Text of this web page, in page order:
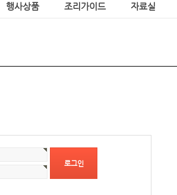
행사상품 조리가이드 자료실